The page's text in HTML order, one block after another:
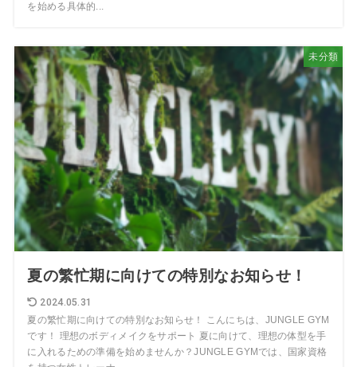
を始める具体的...
未分類
夏の繁忙期に向けての特別なお知らせ！
2024.05.31
夏の繁忙期に向けての特別なお知らせ！ こんにちは、JUNGLE GYM
です！ 理想のボディメイクをサポート 夏に向けて、理想の体型を手
に入れるための準備を始めませんか？JUNGLE GYMでは、国家資格